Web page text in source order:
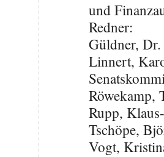
und
Redner:
Güldner,
Linnert,
Röwekamp,
Rupp,
Tschöpe,
Vogt,